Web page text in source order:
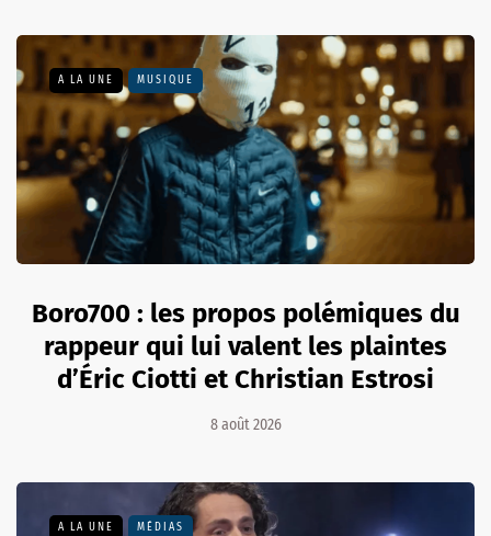
A LA UNE MUSIQUE
Boro700 : les propos polémiques du
rappeur qui lui valent les plaintes
d’Éric Ciotti et Christian Estrosi
8 août 2026
A LA UNE MÉDIAS